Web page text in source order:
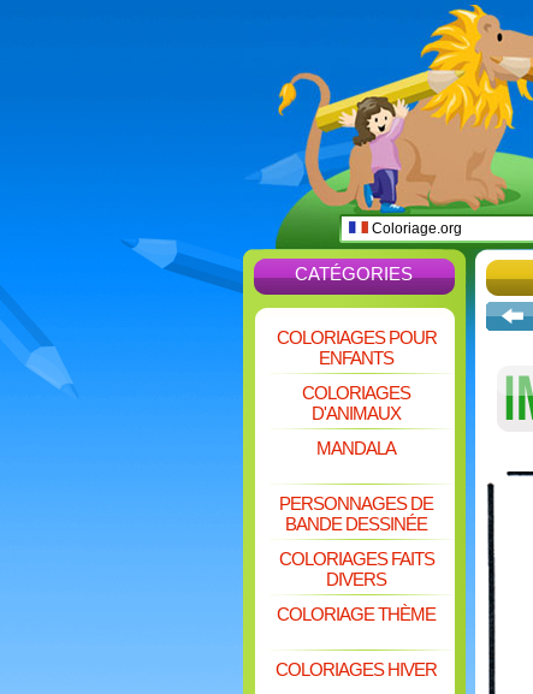
Coloriage.org
CATÉGORIES
COLORIAGES POUR
ENFANTS
COLORIAGES
D'ANIMAUX
MANDALA
PERSONNAGES DE
BANDE DESSINÉE
COLORIAGES FAITS
DIVERS
COLORIAGE THÈME
COLORIAGES HIVER